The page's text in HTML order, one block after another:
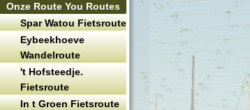
Onze Route You Routes
Spar Watou Fietsroute
Eybeekhoeve
Wandelroute
't Hofsteedje.
Fietsroute
In t Groen Fietsroute